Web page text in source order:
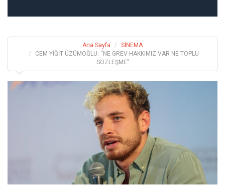
Ana Sayfa
SİNEMA
CEM YİĞİT ÜZÜMOĞLU: “NE GREV HAKKIMIZ VAR NE TOPLU
SÖZLEŞME”